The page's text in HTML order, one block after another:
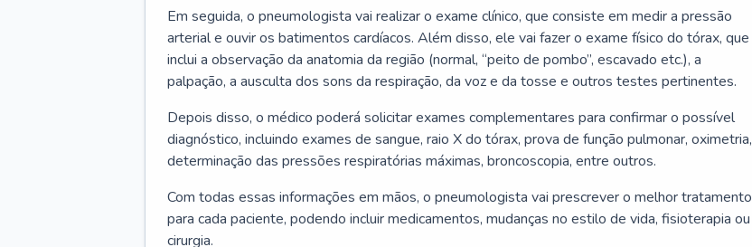
Em seguida, o pneumologista vai realizar o exame clínico, que consiste em medir a pressão
arterial e ouvir os batimentos cardíacos. Além disso, ele vai fazer o exame físico do tórax, que
inclui a observação da anatomia da região (normal, “peito de pombo”, escavado etc.), a
palpação, a ausculta dos sons da respiração, da voz e da tosse e outros testes pertinentes.
Depois disso, o médico poderá solicitar exames complementares para confirmar o possível
diagnóstico, incluindo exames de sangue, raio X do tórax, prova de função pulmonar, oximetria,
determinação das pressões respiratórias máximas, broncoscopia, entre outros.
Com todas essas informações em mãos, o pneumologista vai prescrever o melhor tratamento
para cada paciente, podendo incluir medicamentos, mudanças no estilo de vida, fisioterapia ou
cirurgia.